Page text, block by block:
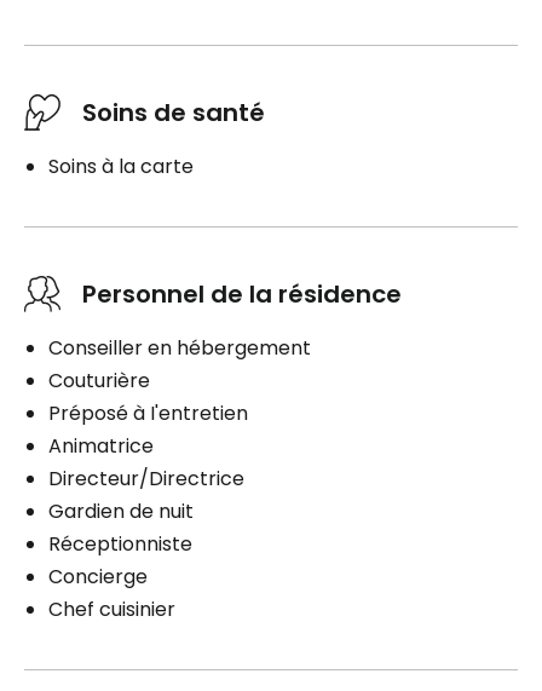
Soins de santé
Soins à la carte
Personnel de la résidence
Conseiller en hébergement
Couturière
Préposé à I'entretien
Animatrice
Directeur/Directrice
Gardien de nuit
Réceptionniste
Concierge
Chef cuisinier